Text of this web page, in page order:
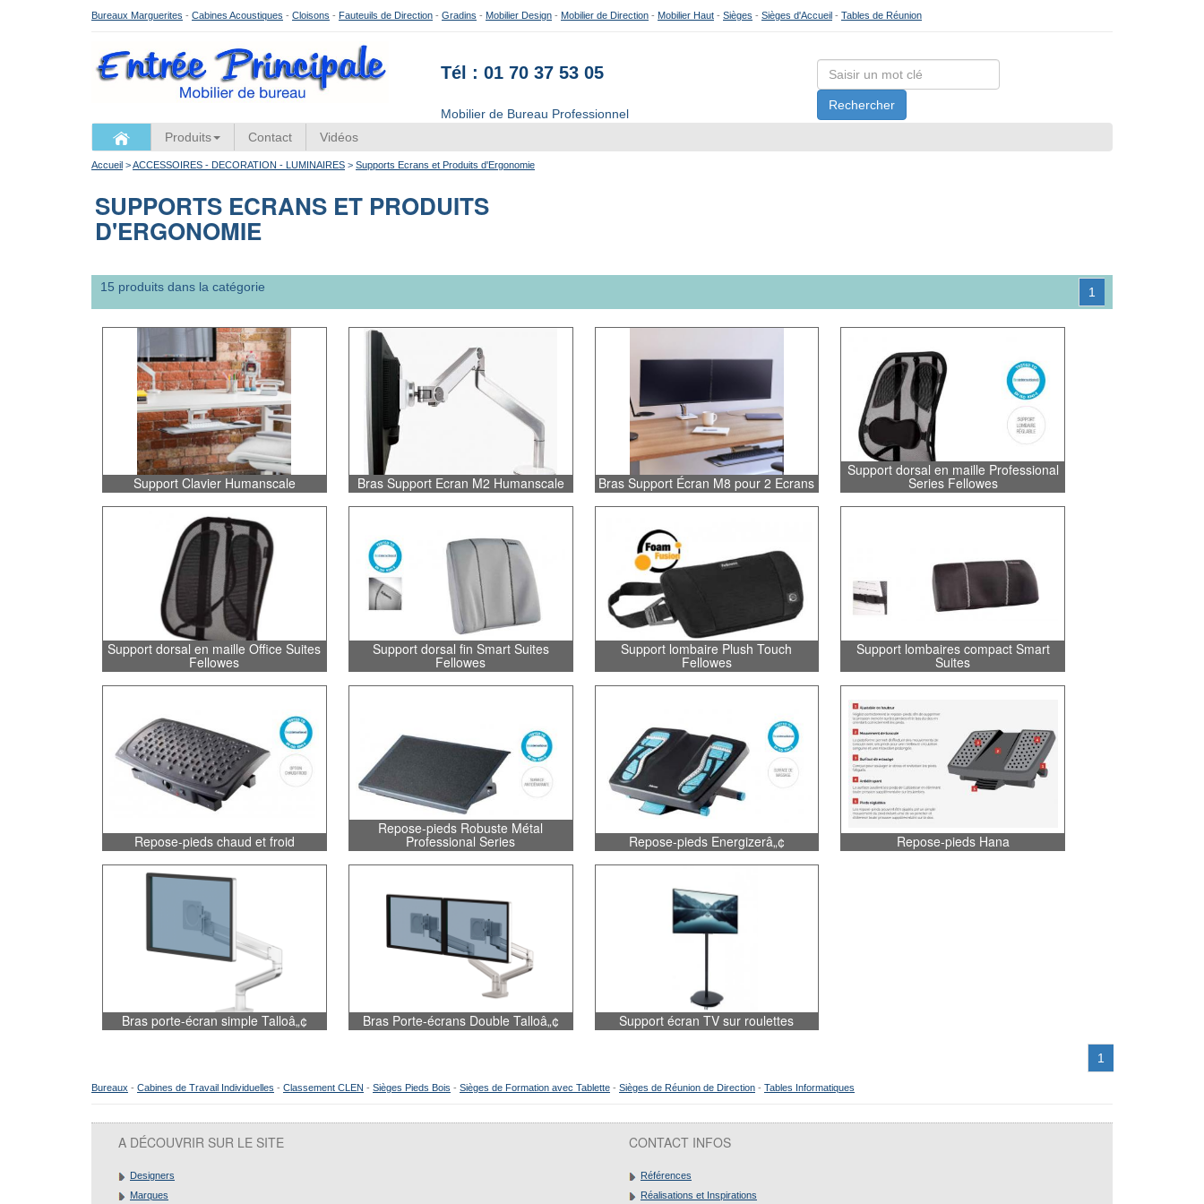
Bureaux Marguerites - Cabines Acoustiques - Cloisons - Fauteuils de Direction - Gradins - Mobilier Design - Mobilier de Direction - Mobilier Haut - Sièges - Sièges d'Accueil - Tables de Réunion
Tél : 01 70 37 53 05
Mobilier de Bureau Professionnel
Rechercher
Produits Contact Vidéos
Accueil >ACCESSOIRES - DECORATION - LUMINAIRES > Supports Ecrans et Produits d'Ergonomie
SUPPORTS ECRANS ET PRODUITS
D'ERGONOMIE
15 produits dans la catégorie 1
Support Clavier Humanscale Bras Support Ecran M2 Humanscale Bras Support Écran M8 pour 2 Ecrans
Support dorsal en maille Professional
Series Fellowes
Support dorsal en maille Office Suites
Fellowes
Support dorsal fin Smart Suites
Fellowes
Support lombaire Plush Touch
Fellowes
Support lombaires compact Smart
Suites
Repose-pieds chaud et froid
Repose-pieds Robuste Métal
Professional Series Repose-pieds Energizerâ„¢ Repose-pieds Hana
Bras porte-écran simple Talloâ„¢ Bras Porte-écrans Double Talloâ„¢ Support écran TV sur roulettes
1
Bureaux - Cabines de Travail Individuelles - Classement CLEN - Sièges Pieds Bois - Sièges de Formation avec Tablette - Sièges de Réunion de Direction - Tables Informatiques
A DÉCOUVRIR SUR LE SITE
Designers
Marques
CONTACT INFOS
Références
Réalisations et Inspirations